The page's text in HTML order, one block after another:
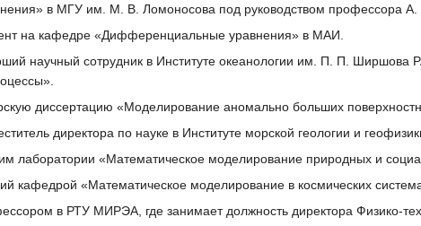
в МГУ им. М. В. Ломоносова под руководством профессора А.
на кафедре «Дифференциальные уравнения» в МАИ.
научный сотрудник в Институте океанологии им. П. П. Ширшова
диссертацию «Моделирование аномально больших
директора по науке в Институте морской геологии и
лаборатории «Математическое моделирование природных и
«Математическое моделирование в космических
в РТУ МИРЭА, где занимает должность директора Физико-